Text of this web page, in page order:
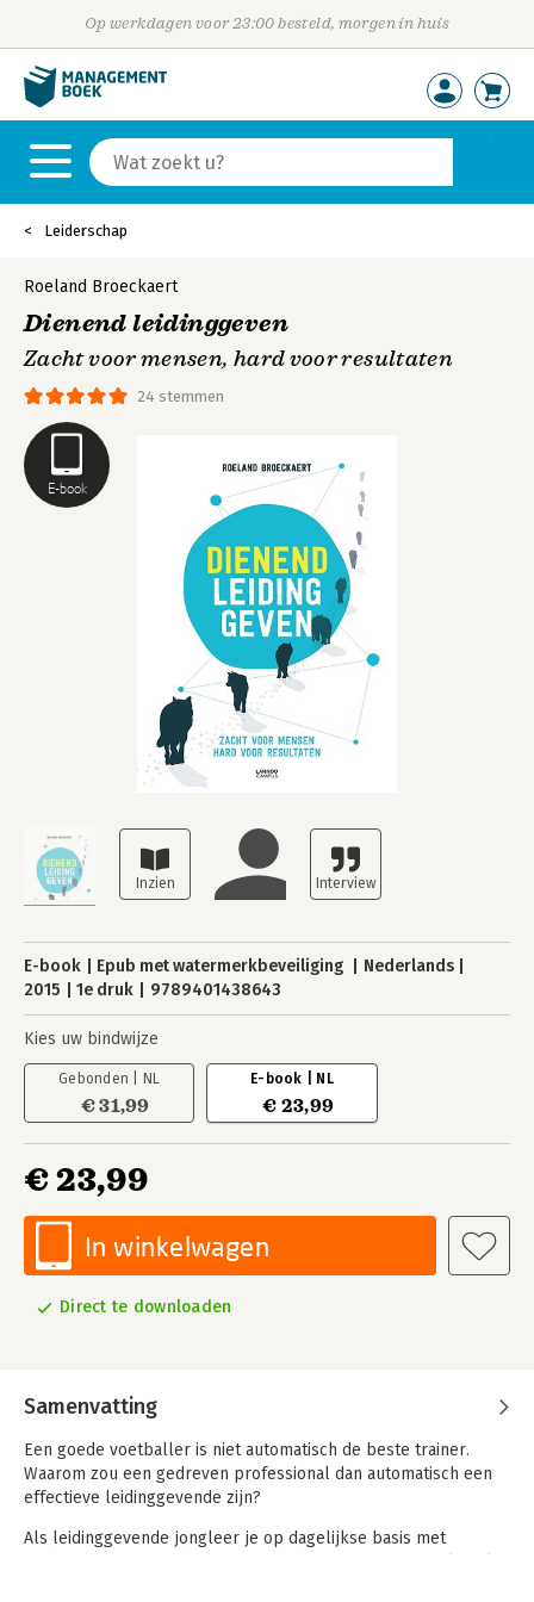
Op werkdagen voor 23:00 besteld, morgen in huis
Leiderschap
E-book
24 stemmen
Roeland Broeckaert
Dienend leidinggeven
Zacht voor mensen, hard voor resultaten
E-book Epub met watermerkbeveiliging
Nederlands
2015
1e druk 9789401438643
Kies uw bindwijze
Gebonden | NL
€ 31,99
E-book | NL
€ 23,99
€ 23,99
In winkelwagen
Direct te downloaden
Samenvatting
Een goede voetballer is niet automatisch de beste trainer.
Waarom zou een gedreven professional dan automatisch een
effectieve leidinggevende zijn?
Als leidinggevende jongleer je op dagelijkse basis met